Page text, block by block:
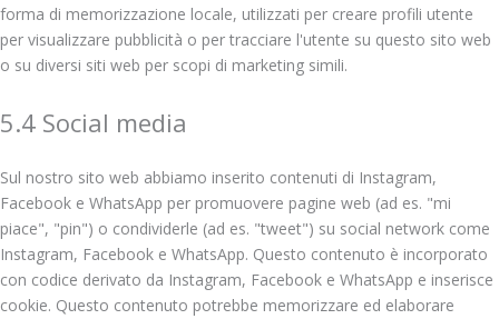
forma di memorizzazione locale, utilizzati per creare profili utente
per visualizzare pubblicità o per tracciare l'utente su questo sito web
o su diversi siti web per scopi di marketing simili.
5.4 Social media
Sul nostro sito web abbiamo inserito contenuti di Instagram,
Facebook e WhatsApp per promuovere pagine web (ad es. "mi
piace", "pin") o condividerle (ad es. "tweet") su social network come
Instagram, Facebook e WhatsApp. Questo contenuto è incorporato
con codice derivato da Instagram, Facebook e WhatsApp e inserisce
cookie. Questo contenuto potrebbe memorizzare ed elaborare